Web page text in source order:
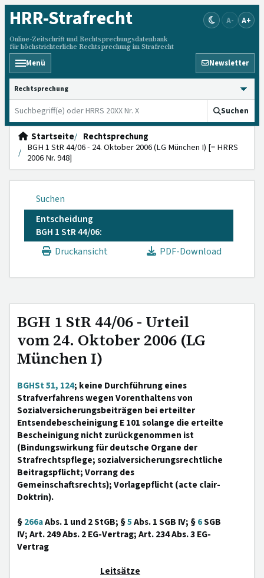
HRR-Strafrecht
Online-Zeitschrift und Rechtsprechungsdatenbank
für höchstrichterliche Rechtsprechung im Strafrecht
A- A+
Menü Newsletter
HRRS durchsuchen
Suchen
Startseite
Rechtsprechung
BGH 1 StR 44/06 - 24. Oktober 2006 (LG München I) [= HRRS
2006 Nr. 948]
Suchen
Entscheidung
BGH 1 StR 44/06:
Druckansicht
PDF-Download
BGH 1 StR 44/06 - Urteil
vom 24. Oktober 2006 (LG
München I)
BGHSt 51, 124; keine Durchführung eines
Strafverfahrens wegen Vorenthaltens von
Sozialversicherungsbeiträgen bei erteilter
Entsendebescheinigung E 101 solange die erteilte
Bescheinigung nicht zurückgenommen ist
(Bindungswirkung für deutsche Organe der
Strafrechtspflege; sozialversicherungsrechtliche
Beitragspflicht; Vorrang des
Gemeinschaftsrechts); Vorlagepflicht (acte clair-
Doktrin).
§266aAbs. 1 und 2 StGB; §5Abs. 1 SGB IV; §6SGB
IV; Art. 249 Abs. 2 EG-Vertrag; Art. 234 Abs. 3 EG-
Vertrag
Leitsätze